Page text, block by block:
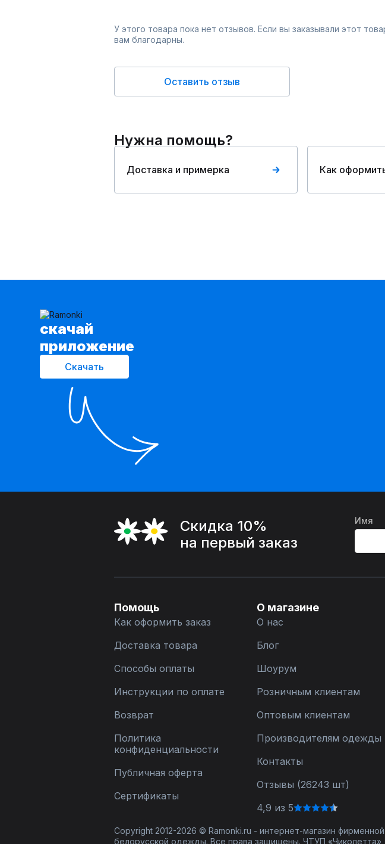
У этого товара пока нет отзывов. Если вы заказывали этот
вам благодарны.
Оставить отзыв
Нужна помощь?
Доставка и примерка Как
cкачай
приложение
Скачать
Скидка 10%
на первый заказ
Имя
Помощь
Как оформить заказ
Доставка товара
Способы оплаты
Инструкции по оплате
Возврат
Политика
конфиденциальности
Публичная оферта
Сертификаты
О магазине
О нас
Блог
Шоурум
Розничным клиентам
Оптовым клиентам
Производителям одежды
Контакты
Отзывы (26243 шт)
4,9 из 5
Copyright 2012-2026 © Ramonki.ru - интернет-магазин фирменной
белорусской одежды. Все права защищены. ЧТУП «Чиколетта»,